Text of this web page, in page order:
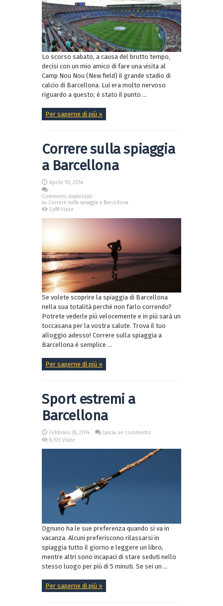
Lo scorso sabato, a causa del brutto tempo,
decisi con un mio amico di fare una visita al
Camp Nou Nou (New field) il grande stadio di
calcio di Barcellona. Lui era molto nervoso
riguardo a questo; è stato il punto ...
Per saperne di più »
Correre sulla spiaggia
a Barcellona
Aprile 10, 2014
Commenti disabilitati
su Correre sulla spiaggia a Barcellona
3,499 Visite
Se volete scoprire la spiaggia di Barcellona
nella sua totalità perchè non farlo correndo?
Potrete vederle più velocemente e in più sarà un
toccasana per la vostra salute. Trova il tuo
alloggio adesso! Correre sulla spiaggia a
Barcellona è semplice ...
Per saperne di più »
Sport estremi a
Barcellona
Febbraio 28, 2014
Lascia un commento
8,705 Visite
Ognuno ha le sue preferenza quando si va in
vacanza. Alcuni preferiscono rilassarsi in
spiaggia tutto il giorno e leggere un libro,
mentre altri sono incapaci di stare seduti nello
stesso luogo per più di 5 minuti. Se sei un ...
Per saperne di più »